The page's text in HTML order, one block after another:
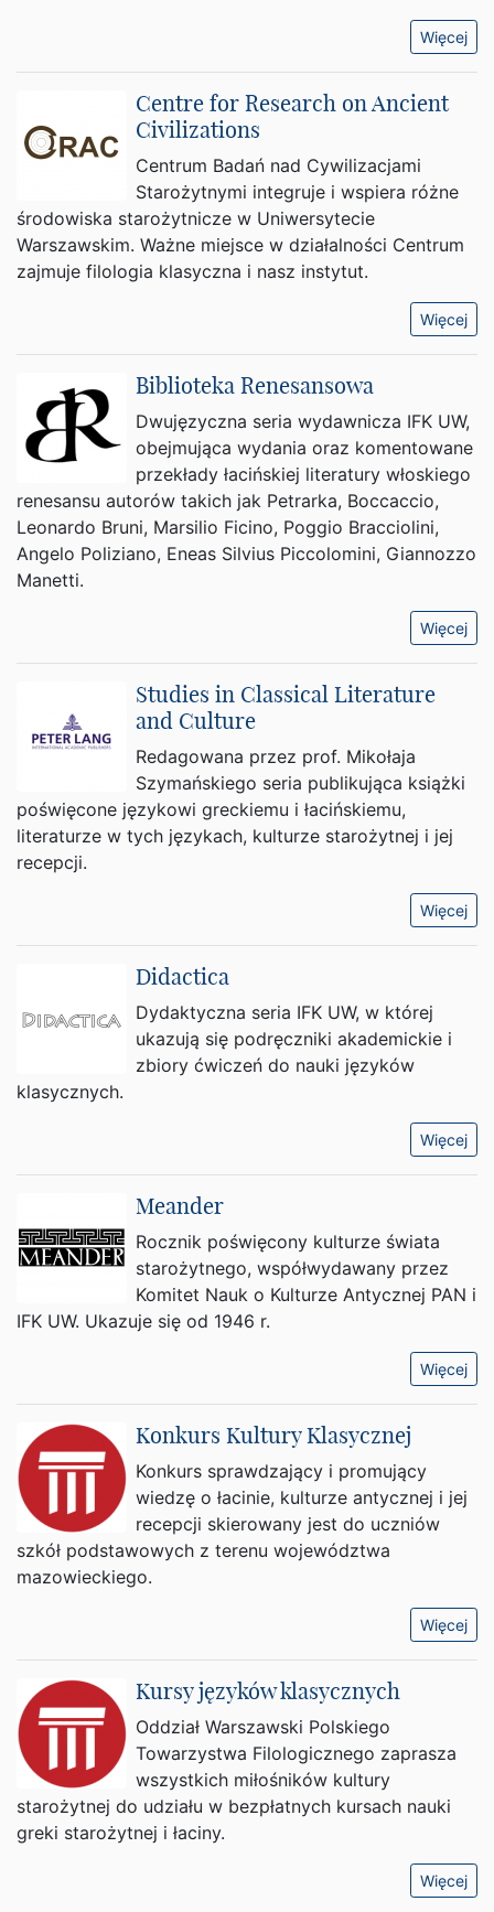
Więcej
Centre for Research on Ancient
Civilizations
Centrum Badań nad Cywilizacjami
Starożytnymi integruje i wspiera różne
środowiska starożytnicze w Uniwersytecie
Warszawskim. Ważne miejsce w działalności Centrum
zajmuje filologia klasyczna i nasz instytut.
Więcej
Biblioteka Renesansowa
Dwujęzyczna seria wydawnicza IFK UW,
obejmująca wydania oraz komentowane
przekłady łacińskiej literatury włoskiego
renesansu autorów takich jak Petrarka, Boccaccio,
Leonardo Bruni, Marsilio Ficino, Poggio Bracciolini,
Angelo Poliziano, Eneas Silvius Piccolomini, Giannozzo
Manetti.
Więcej
Studies in Classical Literature
and Culture
Redagowana przez prof. Mikołaja
Szymańskiego seria publikująca książki
poświęcone językowi greckiemu i łacińskiemu,
literaturze w tych językach, kulturze starożytnej i jej
recepcji.
Więcej
Didactica
Dydaktyczna seria IFK UW, w której
ukazują się podręczniki akademickie i
zbiory ćwiczeń do nauki języków
klasycznych.
Więcej
Meander
Rocznik poświęcony kulturze świata
starożytnego, współwydawany przez
Komitet Nauk o Kulturze Antycznej PAN i
IFK UW. Ukazuje się od 1946 r.
Więcej
Konkurs Kultury Klasycznej
Konkurs sprawdzający i promujący
wiedzę o łacinie, kulturze antycznej i jej
recepcji skierowany jest do uczniów
szkół podstawowych z terenu województwa
mazowieckiego.
Więcej
Kursy języków klasycznych
Oddział Warszawski Polskiego
Towarzystwa Filologicznego zaprasza
wszystkich miłośników kultury
starożytnej do udziału w bezpłatnych kursach nauki
greki starożytnej i łaciny.
Więcej